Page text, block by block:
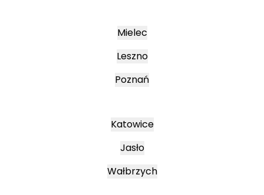
Mielec
Leszno
Poznań
Katowice
Jasło
Wałbrzych